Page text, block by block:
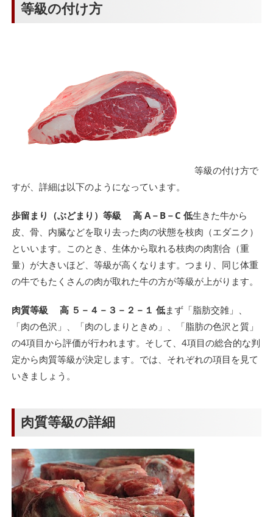
等級の付け方
等級の付け方で
すが、詳細は以下のようになっています。
歩留まり（ぶどまり）等級 高 A－B－C 低生きた牛から
皮、骨、内臓などを取り去った肉の状態を枝肉（エダニク）
といいます。このとき、生体から取れる枝肉の肉割合（重
量）が大きいほど、等級が高くなります。つまり、同じ体重
の牛でもたくさんの肉が取れた牛の方が等級が上がります。
肉質等級 高 ５－４－３－２－１ 低まず「脂肪交雑」、
「肉の色沢」、「肉のしまりときめ」、「脂肪の色沢と質」
の4項目から評価が行われます。そして、4項目の総合的な判
定から肉質等級が決定します。では、それぞれの項目を見て
いきましょう。
肉質等級の詳細